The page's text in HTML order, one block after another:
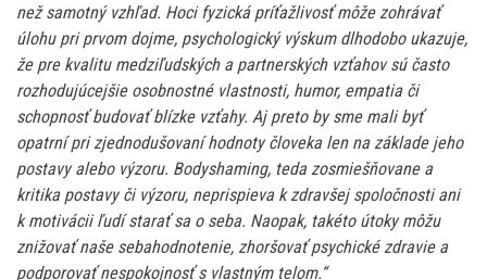
než samotný vzhľad. Hoci fyzická príťažlivosť môže zohrávať
úlohu pri prvom dojme, psychologický výskum dlhodobo ukazuje,
že pre kvalitu medziľudských a partnerských vzťahov sú často
rozhodujúcejšie osobnostné vlastnosti, humor, empatia či
schopnosť budovať blízke vzťahy. Aj preto by sme mali byť
opatrní pri zjednodušovaní hodnoty človeka len na základe jeho
postavy alebo výzoru. Bodyshaming, teda zosmiešňovane a
kritika postavy či výzoru, neprispieva k zdravšej spoločnosti ani
k motivácii ľudí starať sa o seba. Naopak, takéto útoky môžu
znižovať naše sebahodnotenie, zhoršovať psychické zdravie a
podporovať nespokojnosť s vlastným telom.“